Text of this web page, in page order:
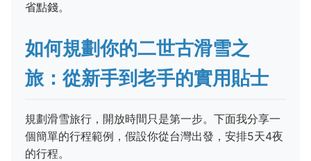
省點錢。
如何規劃你的二世古滑雪之
旅：從新手到老手的實用貼士
規劃滑雪旅行，開放時間只是第一步。下面我分享一
個簡單的行程範例，假設你從台灣出發，安排5天4夜
的行程。